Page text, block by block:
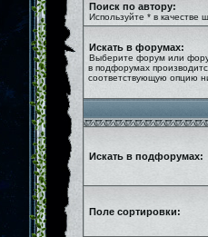
Поиск по автору:
Используйте * в качестве
Искать в форумах:
Выберите форум или
в подфорумах
соответствующую опцию
Искать в подфорумах:
Поле сортировки: